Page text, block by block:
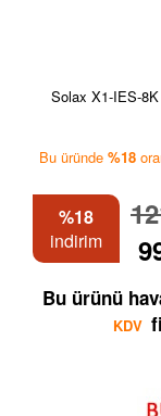
%18
indirim
Bu üründe %18
Bu ürünü
KDV
Solax X1-IES-